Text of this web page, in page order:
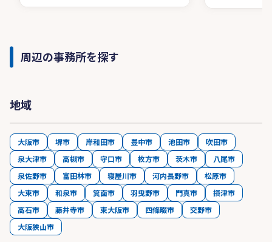
周辺の事務所を探す
地域
大阪市 堺市 岸和田市 豊中市 池田市
吹田市
泉大津市
高槻市 守口市 枚方市 茨木市
八尾市
泉佐野市
富田林市 寝屋川市 河内長野市
松原市
大東市
和泉市 箕面市 羽曳野市 門真市
摂津市
高石市
藤井寺市 東大阪市 四條畷市
交野市
大阪狭山市